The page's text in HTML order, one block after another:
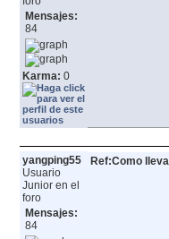
Mensajes:
84
Karma: 0
yangping55
Usuario
Junior en el
foro
Mensajes:
84
Ref:Como